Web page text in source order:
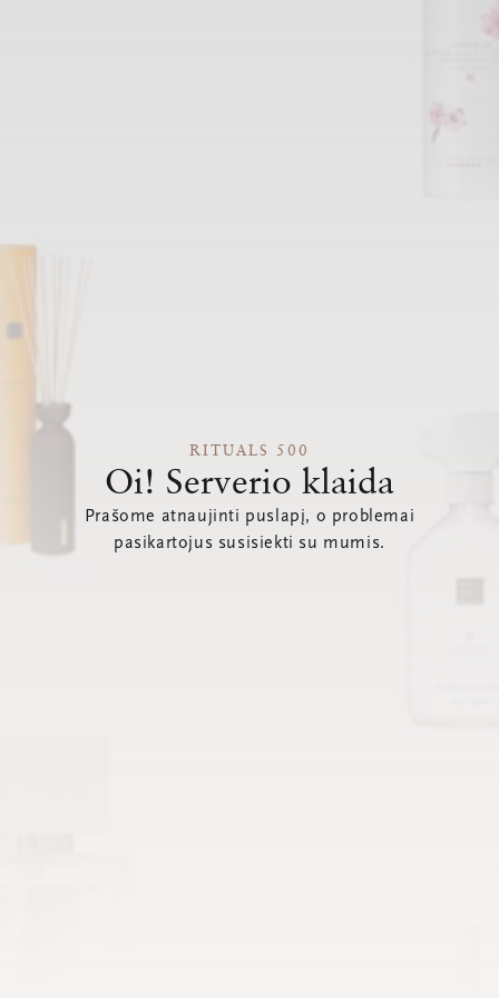
RITUALS 500
Oi! Serverio klaida
Prašome atnaujinti puslapį, o problemai
pasikartojus susisiekti su mumis.